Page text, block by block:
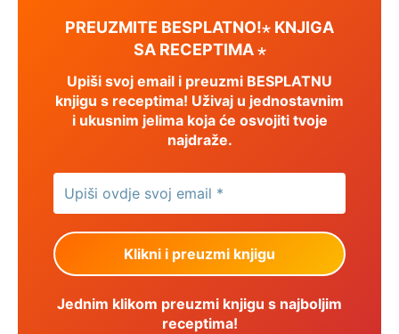
PREUZMITE BESPLATNO!⋆ KNJIGA
SA RECEPTIMA ⋆
Upiši svoj email i preuzmi BESPLATNU
knjigu s receptima! Uživaj u jednostavnim
i ukusnim jelima koja će osvojiti tvoje
najdraže.
Jednim klikom preuzmi knjigu s najboljim
receptima!